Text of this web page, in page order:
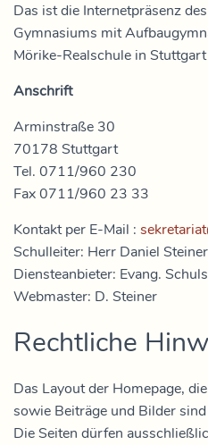
Das ist die Internetpräsenz
Gymnasiums mit
Mörike-Realschule in Stuttgart
Anschrift
Arminstraße 30
70178 Stuttgart
Tel. 0711/960 230
Fax 0711/960 23 33
Kontakt per E-Mail :
Schulleiter: Herr Daniel Steiner
Diensteanbieter: Evang.
Webmaster: D. Steiner
Rechtliche
Das Layout der Homepage,
sowie Beiträge und Bilder
Die Seiten dürfen